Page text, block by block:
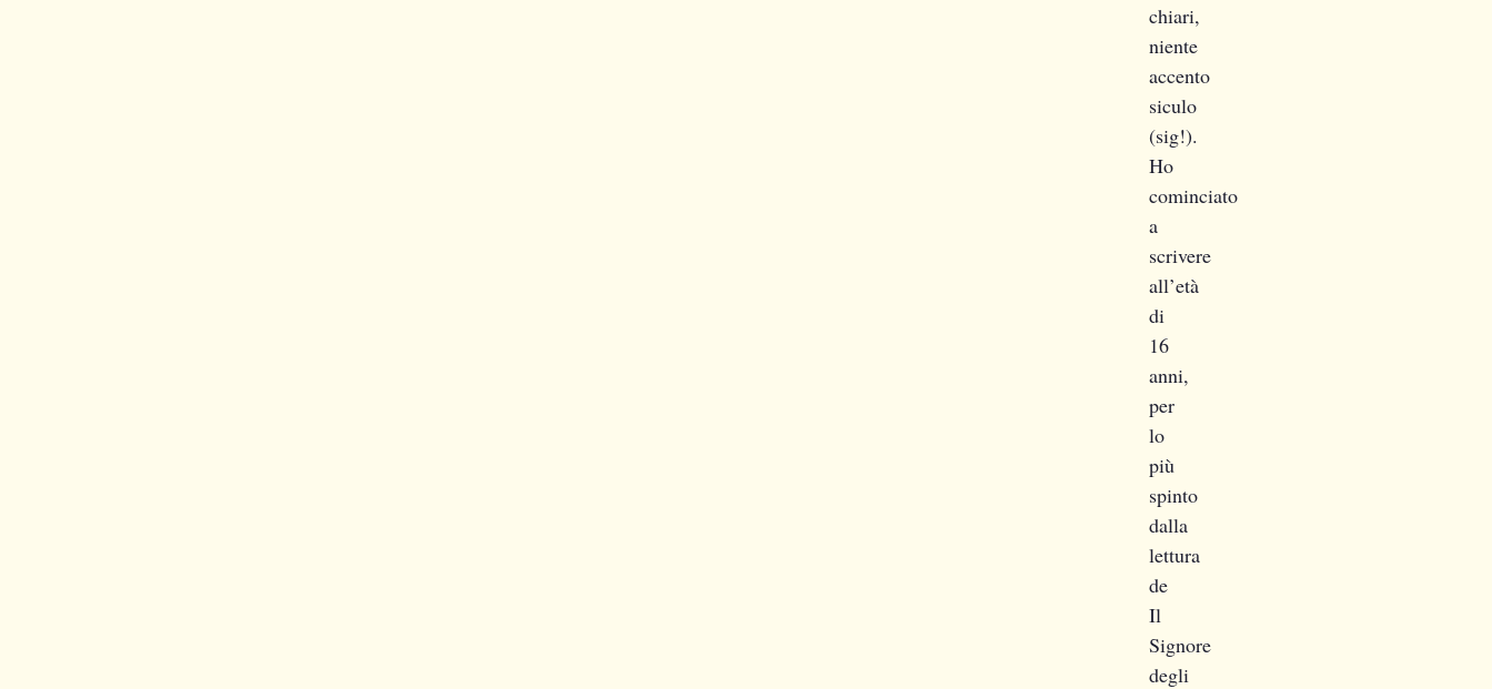
chiari,
niente
accento
siculo
(sig!).
Ho
cominciato
a
scrivere
all’età
di
16
anni,
per
lo
più
spinto
dalla
lettura
de
Il
Signore
degli